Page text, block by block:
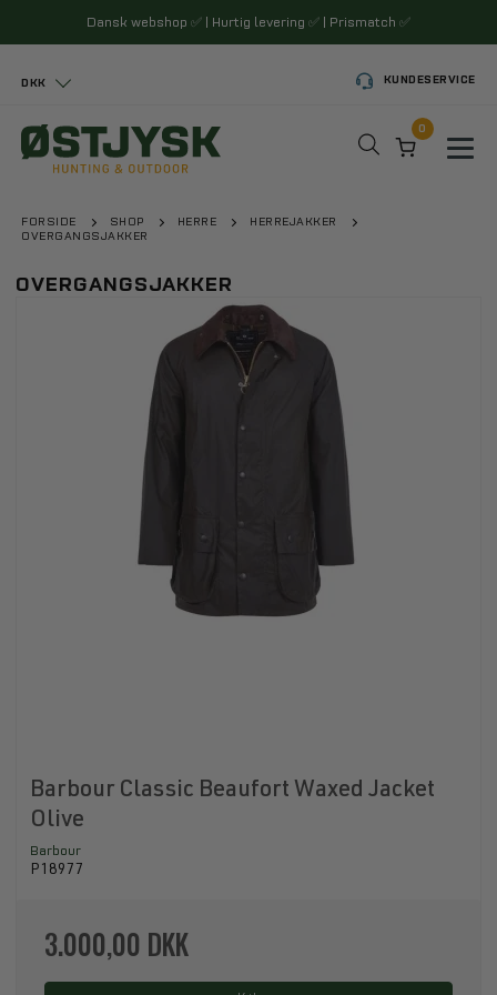
Dansk webshop ✅ | Hurtig levering ✅ | Prismatch ✅
DKK KUNDESERVICE
0
FORSIDE SHOP HERRE
HERREJAKKER
OVERGANGSJAKKER
OVERGANGSJAKKER
Barbour Classic Beaufort Waxed Jacket
Olive
Barbour
P18977
3.000,00 DKK